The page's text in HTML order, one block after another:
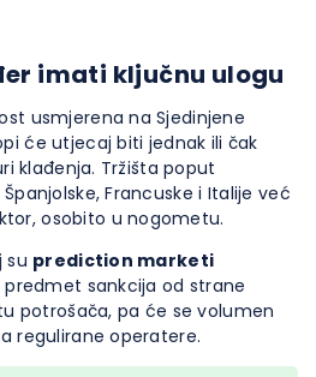
imati ključnu ulogu
usmjerena na Sjedinjene
će utjecaj biti jednak ili čak
klađenja. Tržišta poput
Francuske i Italije već
osobito u nogometu.
su prediction marketi
sankcija od strane
potrošača, pa će se volumen
regulirane operatere.